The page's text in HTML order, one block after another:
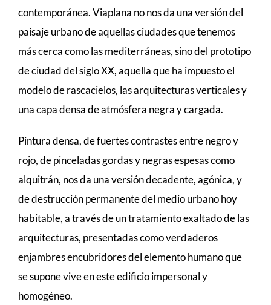
contemporánea. Viaplana no nos da una versión del
paisaje urbano de aquellas ciudades que tenemos
más cerca como las mediterráneas, sino del prototipo
de ciudad del siglo XX, aquella que ha impuesto el
modelo de rascacielos, las arquitecturas verticales y
una capa densa de atmósfera negra y cargada.
Pintura densa, de fuertes contrastes entre negro y
rojo, de pinceladas gordas y negras espesas como
alquitrán, nos da una versión decadente, agónica, y
de destrucción permanente del medio urbano hoy
habitable, a través de un tratamiento exaltado de las
arquitecturas, presentadas como verdaderos
enjambres encubridores del elemento humano que
se supone vive en este edificio impersonal y
homogéneo.